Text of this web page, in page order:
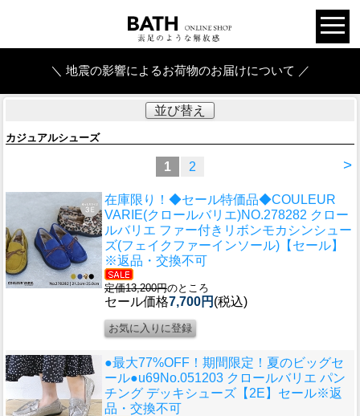
＼ 地震の影響によるお荷物のお届けについて ／
並び替え
カジュアルシューズ
>
1 2
在庫限り！◆セール特価品◆COULEUR
VARIE(クロールバリエ)NO.278282 クロー
ルバリエ ファー付きリボンモカシンシュー
ズ(フェイクファーインソール)【セール】
※返品・交換不可
定価13,200円のところ
セール価格7,700円 (税込)
●最大77%OFF！期間限定！夏のビッグセ
ール●u69No.051203 クロールバリエ パン
チング デッキシューズ【2E】セール※返
品・交換不可